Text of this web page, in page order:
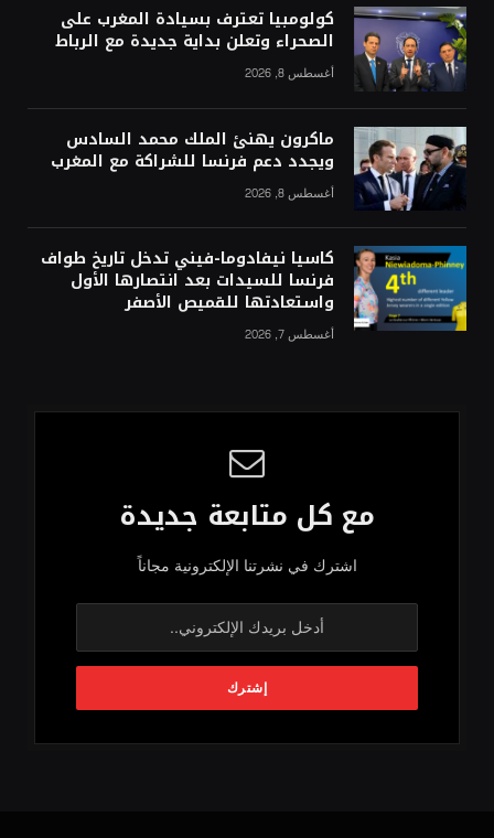
كولومبيا تعترف بسيادة المغرب على
الصحراء وتعلن بداية جديدة مع الرباط
أغسطس 8, 2026
ماكرون يهنئ الملك محمد السادس
ويجدد دعم فرنسا للشراكة مع المغرب
أغسطس 8, 2026
كاسيا نيفادوما-فيني تدخل تاريخ طواف
فرنسا للسيدات بعد انتصارها الأول
واستعادتها للقميص الأصفر
أغسطس 7, 2026
مع كل متابعة جديدة
اشترك في نشرتنا الإلكترونية مجاناً